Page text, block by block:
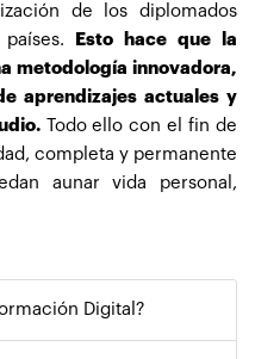
de los diplomados
Esto hace que la
metodología innovadora,
aprendizajes actuales y
Todo ello con el fin de
completa y permanente
aunar vida personal,
Digital?